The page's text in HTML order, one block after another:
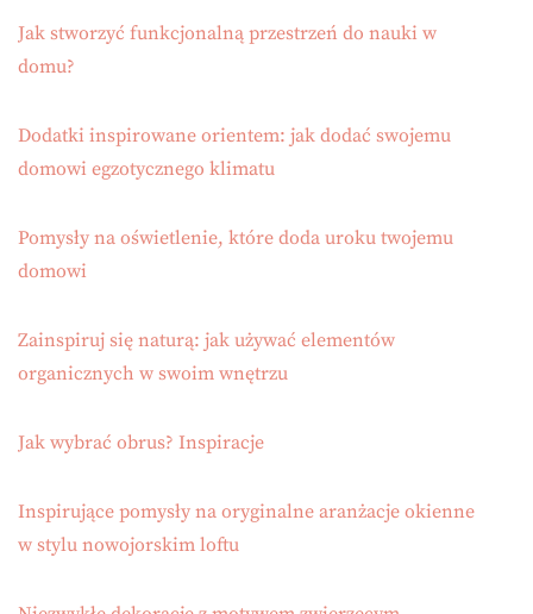
Jak stworzyć funkcjonalną przestrzeń do nauki w
domu?
Dodatki inspirowane orientem: jak dodać swojemu
domowi egzotycznego klimatu
Pomysły na oświetlenie, które doda uroku twojemu
domowi
Zainspiruj się naturą: jak używać elementów
organicznych w swoim wnętrzu
Jak wybrać obrus? Inspiracje
Inspirujące pomysły na oryginalne aranżacje okienne
w stylu nowojorskim loftu